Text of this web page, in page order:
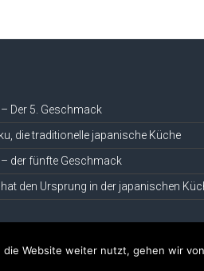
Der 5. Geschmack
die traditionelle japanische Küche
der fünfte Geschmack
den Ursprung in der japanischen
Website weiter nutzt, gehen wir